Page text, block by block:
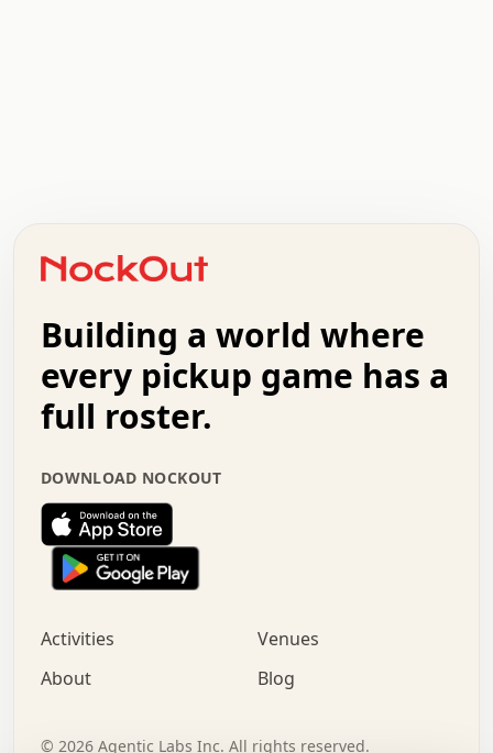
+   .   .   .   .   .   .   .   .   .   +   .   .
.   .   .   .   .   .   .   .   .   .   .   :   .
.   .   .   .   +   .   .   .   .   .   .   .   +
.   :   .   .   .   .   .   .   .   .   o   .   .
.   .   x   .   .   .   .   .   .   :   .   .   o
.   .   .   .   :   .   .   .   .   o   .   .   .
.   .   .   .   .   .   .   :   .   .   .   .   .
.   .   .   .   .   .   .   +   .   .   x   .   .
.   .   .   .   .   :   +   .   .   .   .   .   o
.   .   .   .   .   .   .   .   .   .   .   .   .
.   .   :   o   .   .   .   .   .   .   .   +   .
.   o   .   .   .   .   x   .   .   .   .   .   .
+   .   o   .   .   .   .   o   .   .   .   .
.   +   .   .   .   .   .   .   .   .   :   .   x
Building a world where
every pickup game has a
full roster.
DOWNLOAD NOCKOUT
Activities
Venues
About
Blog
© 2026 Agentic Labs Inc. All rights reserved.